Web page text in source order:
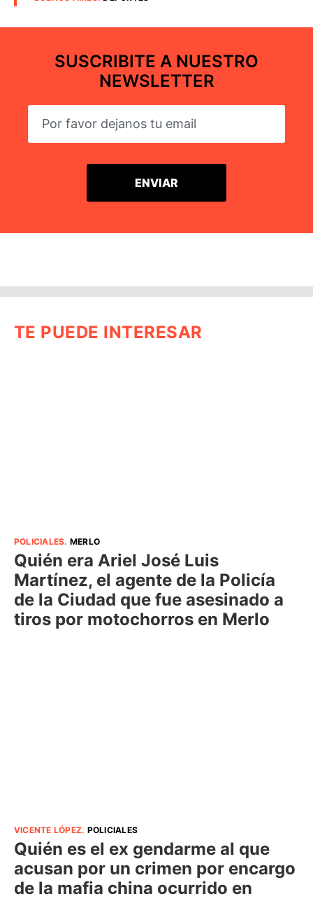
SUSCRIBITE A NUESTRO
NEWSLETTER
TE PUEDE INTERESAR
POLICIALES. MERLO
Quién era Ariel José Luis
Martínez, el agente de la Policía
de la Ciudad que fue asesinado a
tiros por motochorros en Merlo
VICENTE LÓPEZ. POLICIALES
Quién es el ex gendarme al que
acusan por un crimen por encargo
de la mafia china ocurrido en